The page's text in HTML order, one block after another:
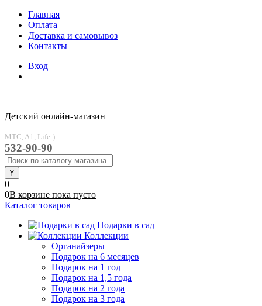
Главная
Оплата
Доставка и самовывоз
Контакты
Вход
Детский онлайн-магазин
MTC, A1, Life:)
532-90-90
0
0В корзине пока пусто
Каталог товаров
Подарки в сад
Коллекции
Органайзеры
Подарок на 6 месяцев
Подарок на 1 год
Подарок на 1,5 года
Подарок на 2 года
Подарок на 3 года